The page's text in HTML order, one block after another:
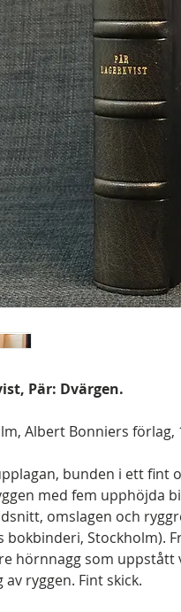
Pär: Dvärgen.
Albert Bonniers förlag,
bunden i ett fint
med fem upphöjda
omslagen och
bokbinderi, Stockholm).
hörnnagg som uppstått
av ryggen. Fint skick.